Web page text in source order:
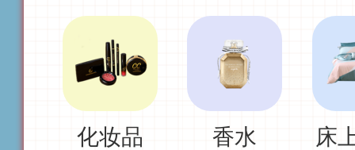
化妆品 香水 床